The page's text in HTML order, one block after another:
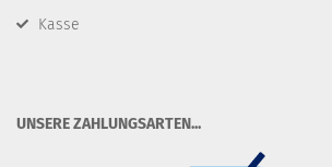
Kasse
​UNSERE ZAHLUNGSARTEN...